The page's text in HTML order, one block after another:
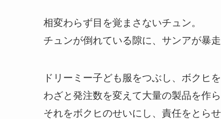
相変わらず目を覚まさないチュン。
チュンが倒れている隙に、サンアが暴
ドリーミー子ども服をつぶし、ボクヒ
わざと発注数を変えて大量の製品を作
それをボクヒのせいにし、責任をとら